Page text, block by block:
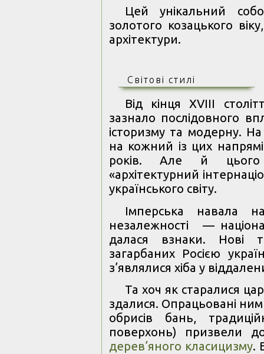
Цей унікальний
золотого козацького
архітектури.
Світові стилі
Від кінця ХVІІІ
зазнало послідовного
історизму та модерну. На
на кожний із цих
років. Але й цього
«архітектурний
українського світу.
Імперська навала
незалежності —
далася взнаки. Нові
загарбаних Росією
з’являлися хіба у
Та хоч як старалися
здалися. Опрацьовані
обрисів бань,
поверхонь) призвели
дерев’яного класицизму.